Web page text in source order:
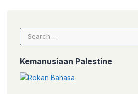
Search
for:
Kemanusiaan Palestine